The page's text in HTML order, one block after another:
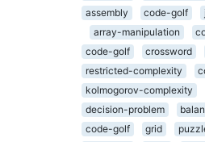
assembly
code-golf
array-manipulation
code-golf
crossword
restricted-complexity
kolmogorov-complexity
decision-problem
code-golf
grid